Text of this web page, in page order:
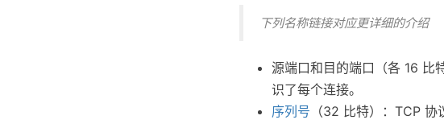
下列名称链接对应更详细的介绍
源端口和目的端口（各 16 比
识了每个连接。
序列号 （32 比特）：TCP